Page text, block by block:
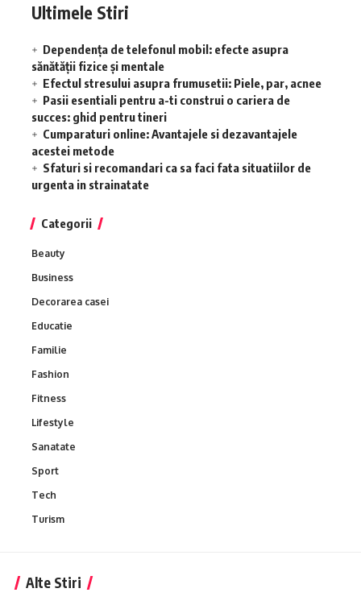
Ultimele Stiri
Dependența de telefonul mobil: efecte asupra
sănătății fizice și mentale
Efectul stresului asupra frumusetii: Piele, par, acnee
Pasii esentiali pentru a-ti construi o cariera de
succes: ghid pentru tineri
Cumparaturi online: Avantajele si dezavantajele
acestei metode
Sfaturi si recomandari ca sa faci fata situatiilor de
urgenta in strainatate
Categorii
Beauty
Business
Decorarea casei
Educatie
Familie
Fashion
Fitness
Lifestyle
Sanatate
Sport
Tech
Turism
Alte Stiri